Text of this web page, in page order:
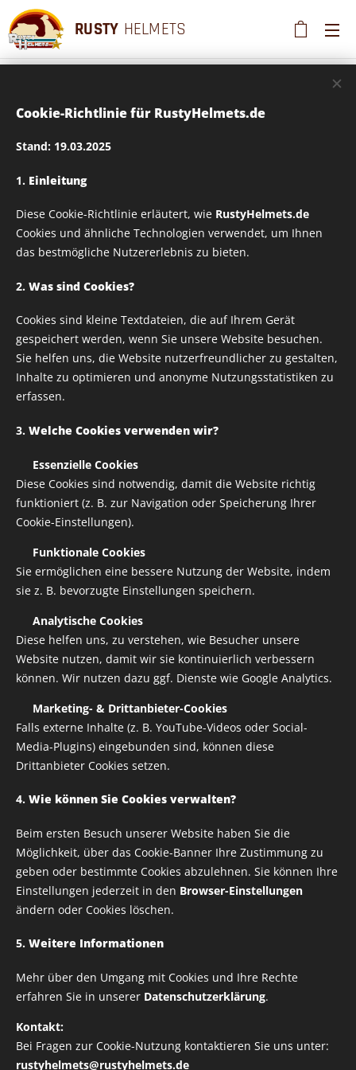
RUSTY HELMETS
Tasse 330ml - Design
auf Wunsch
veränderbar - Design
Vespavolution
Keramiktasse mit farbiger Henkel und Innenseite
die gewünschte Farbe kann gerne für dich extra
bestellt werden
bespreche es mit Paolo, bevorDu bestellst
Volumen: 330 ml
Maße: Ø 8,2 x 9,5 cm
Die Keramik ist spülmaschinengeeignet
8,00€
zzgl. Versandkosten 8,00 € / 1 stk.
Verfügbar in 7 Tagen
IMPRESSUM
DATENSCHUTZRICHTLINIE
Cookie-Richtlinie für RustyHelmets.de
Stand: 19.03.2025
1. Einleitung
Diese Cookie-Richtlinie erläutert, wie RustyHelmets.de
Cookies und ähnliche Technologien verwendet, um Ihnen
das bestmögliche Nutzererlebnis zu bieten.
2. Was sind Cookies?
Cookies sind kleine Textdateien, die auf Ihrem Gerät
gespeichert werden, wenn Sie unsere Website besuchen.
Sie helfen uns, die Website nutzerfreundlicher zu gestalten,
Inhalte zu optimieren und anonyme Nutzungsstatistiken zu
erfassen.
3. Welche Cookies verwenden wir?
Essenzielle Cookies
Diese Cookies sind notwendig, damit die Website richtig
funktioniert (z. B. zur Navigation oder Speicherung Ihrer
Cookie-Einstellungen).
Funktionale Cookies
Sie ermöglichen eine bessere Nutzung der Website, indem
sie z. B. bevorzugte Einstellungen speichern.
Analytische Cookies
Diese helfen uns, zu verstehen, wie Besucher unsere
Website nutzen, damit wir sie kontinuierlich verbessern
können. Wir nutzen dazu ggf. Dienste wie Google Analytics.
Marketing- & Drittanbieter-Cookies
Falls externe Inhalte (z. B. YouTube-Videos oder Social-
Media-Plugins) eingebunden sind, können diese
Drittanbieter Cookies setzen.
4. Wie können Sie Cookies verwalten?
Beim ersten Besuch unserer Website haben Sie die
Möglichkeit, über das Cookie-Banner Ihre Zustimmung zu
geben oder bestimmte Cookies abzulehnen. Sie können Ihre
Einstellungen jederzeit in den Browser-Einstellungen
ändern oder Cookies löschen.
5. Weitere Informationen
Mehr über den Umgang mit Cookies und Ihre Rechte
erfahren Sie in unserer Datenschutzerklärung.
Kontakt:
Bei Fragen zur Cookie-Nutzung kontaktieren Sie uns unter:
rustyhelmets@rustyhelmets.de